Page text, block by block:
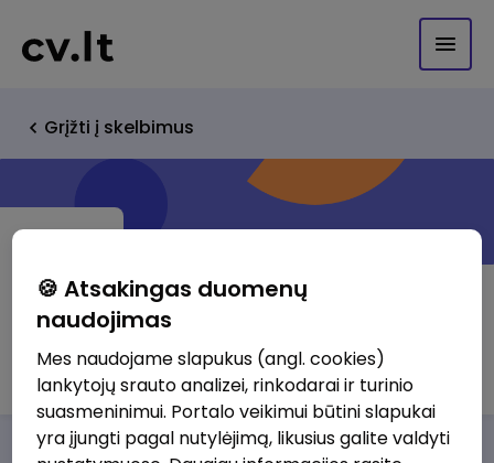
Grįžti į skelbimus
S.Aminjaros įmonė Solvestela
🍪 Atsakingas duomenų
naudojimas
Mes naudojame slapukus (angl. cookies)
lankytojų srauto analizei, rinkodarai ir turinio
suasmeninimui. Portalo veikimui būtini slapukai
yra įjungti pagal nutylėjimą, likusius galite valdyti